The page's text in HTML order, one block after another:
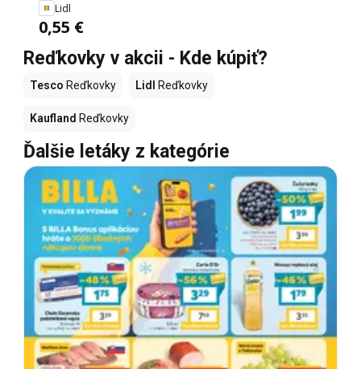
Lidl
0,55 €
Reďkovky v akcii - Kde kúpiť?
Tesco Reďkovky Lidl Reďkovky
Kaufland Reďkovky
Ďalšie letáky z kategórie